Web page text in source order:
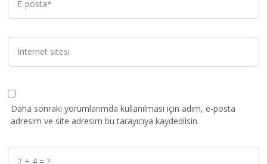
Daha sonraki yorumlarımda kullanılması için adım, e-posta
adresim ve site adresim bu tarayıcıya kaydedilsin.